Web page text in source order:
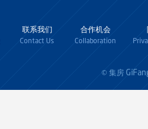
联系我们
Contact Us
合作机会
Collaboration
© 集房